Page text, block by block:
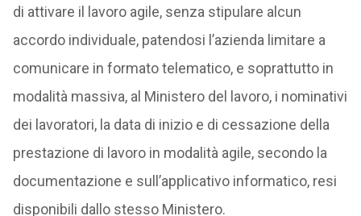
di attivare il lavoro agile, senza stipulare alcun
accordo individuale, patendosi l’azienda limitare a
comunicare in formato telematico, e soprattutto in
modalità massiva, al Ministero del lavoro, i nominativi
dei lavoratori, la data di inizio e di cessazione della
prestazione di lavoro in modalità agile, secondo la
documentazione e sull’applicativo informatico, resi
disponibili dallo stesso Ministero.